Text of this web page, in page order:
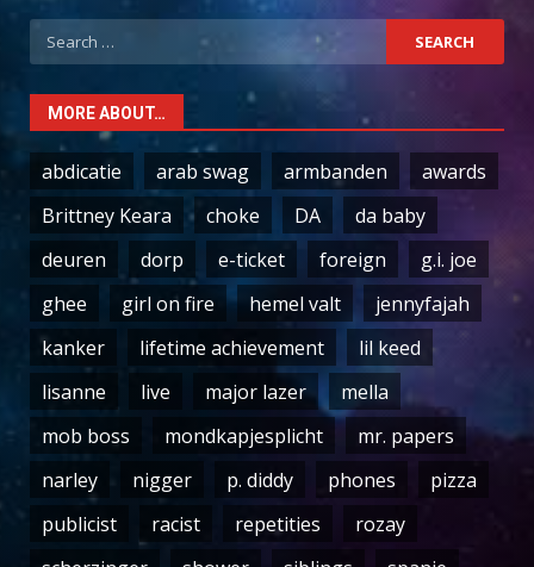
Search
for:
MORE ABOUT…
abdicatie arab swag armbanden
awards
Brittney Keara
choke DA
da baby
deuren
dorp e-ticket foreign
g.i. joe
ghee
girl on fire hemel valt
jennyfajah
kanker
lifetime achievement
lil keed
lisanne
live major lazer
mella
mob boss
mondkapjesplicht
mr. papers
narley
nigger p. diddy phones
pizza
publicist
racist repetities
rozay